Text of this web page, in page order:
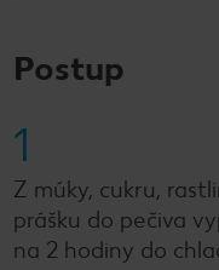
Postup
1
Z múky, cukru,
prášku do pečiva
na 2 hodiny do